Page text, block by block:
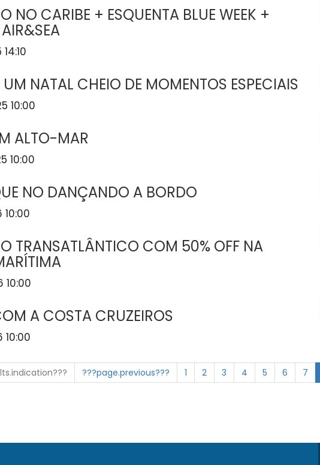
NO CARIBE + ESQUENTA BLUE WEEK +
UM NATAL CHEIO DE MOMENTOS ESPECIAIS
10:00
ALTO-MAR
10:00
NO DANÇANDO A BORDO
TRANSATLÂNTICO COM 50% OFF NA
10:00
A COSTA CRUZEIROS
???page.previous??? 1 2 3 4 5 6 7